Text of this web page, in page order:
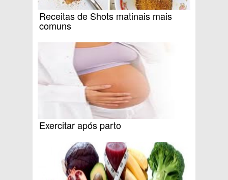
Receitas de Shots matinais mais
comuns
Exercitar após parto